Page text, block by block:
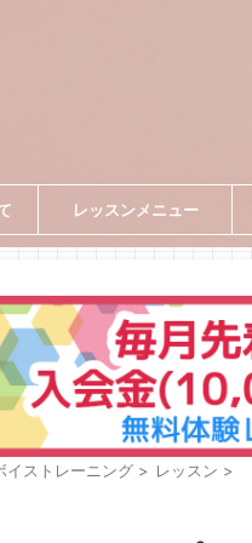
レッスンメニュー
イストレーニング > レッスン >